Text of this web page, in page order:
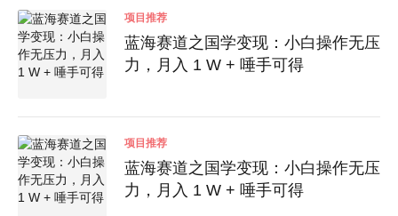
项目推荐
蓝海赛道之国学变现：小白操作无压
力，月入 1 W + 唾手可得
项目推荐
蓝海赛道之国学变现：小白操作无压
力，月入 1 W + 唾手可得